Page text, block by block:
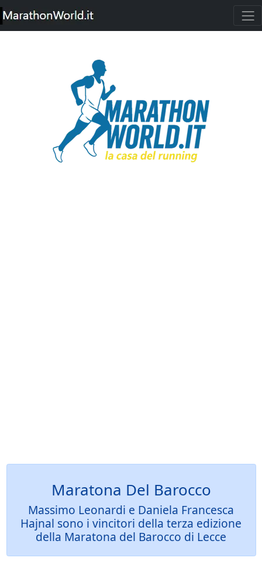
Maratona Del Barocco
Massimo Leonardi e Daniela Francesca
Hajnal sono i vincitori della terza edizione
della Maratona del Barocco di Lecce